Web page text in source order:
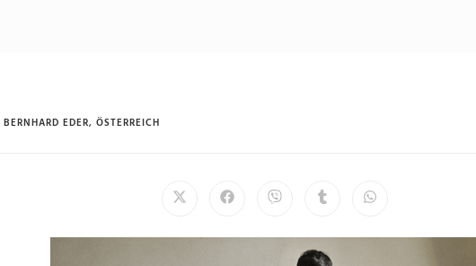
BERNHARD EDER, ÖSTERREICH